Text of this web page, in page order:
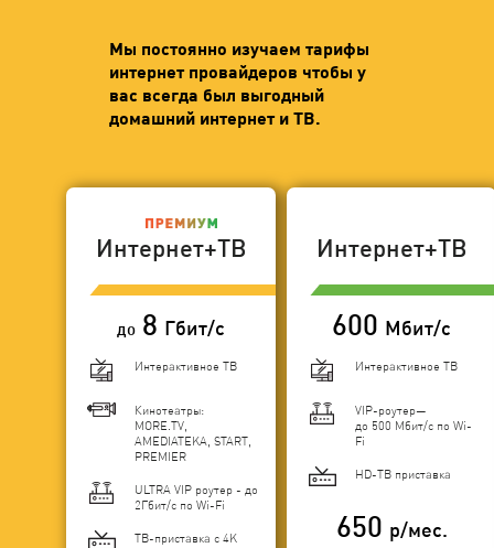
Мы постоянно изучаем тарифы
интернет провайдеров чтобы у
вас всегда был выгодный
домашний интернет и ТВ.
Интернет+ТВ
до 8 Гбит/с
Интерактивное ТВ
Кинотеатры:
MORE.TV,
AMEDIATEKA, START,
PREMIER
ULTRA VIP роутер - до
2Гбит/c по Wi-Fi
ТВ-приставка с 4K
Интернет+ТВ
600 Мбит/с
Интерактивное ТВ
VIP-роутер—
до 500 Мбит/с по Wi-
Fi
HD-ТВ приставка
650 р/мес.